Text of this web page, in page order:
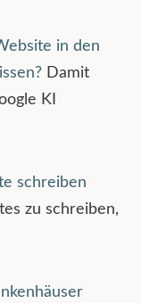
in den
Damit
KI
schreiben
zu schreiben,